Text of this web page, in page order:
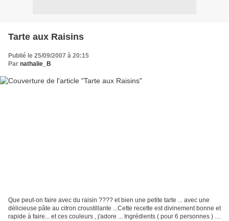
Tarte aux Raisins
Publié le 25/09/2007 à 20:15
Par nathalie_B
Que peut-on faire avec du raisin ???? et bien une petite tarte ... avec une
délicieuse pâte au citron croustillante ...Cette recette est divinement bonne et
rapide à faire... et ces couleurs , j'adore ... Ingrédients ( pour 6 personnes ) :